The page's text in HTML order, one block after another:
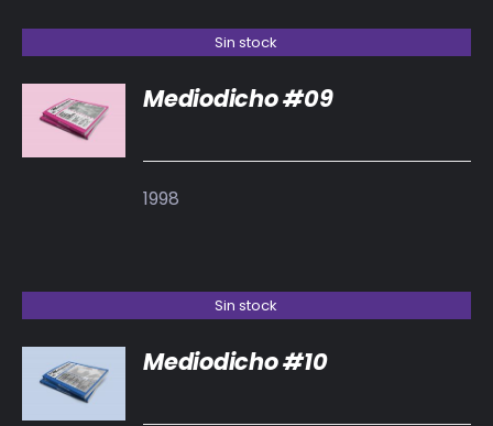
Sin stock
DETALLES
Mediodicho #09
1998
Sin stock
DETALLES
Mediodicho #10